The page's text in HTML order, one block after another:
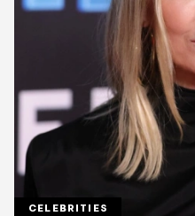
CELEBRITIES